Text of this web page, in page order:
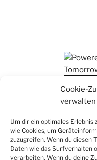
Cookie-
verwalten
Um dir ein optimales Erlebnis
wie Cookies, um
zuzugreifen. Wenn du diesen
Daten wie das Surfverhalten
verarbeiten. Wenn du deine